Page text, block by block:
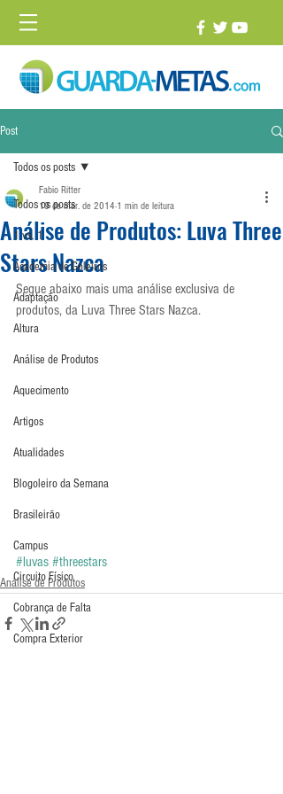
Post
Todos os posts
1 vs. 1
Academia de Goleiros
Adaptação
Altura
Análise de Produtos
Aquecimento
Artigos
Atualidades
Blogoleiro da Semana
Brasileirão
Campus
Circuito Físico
Cobrança de Falta
Compra Exterior
Todos os posts
Análise de Produtos: Luva Three
Stars Nazca
Fabio Ritter
19 de mar. de 2014 1 min de leitura
Segue abaixo mais uma análise exclusiva de
produtos, da Luva Three Stars Nazca.
#luvas #threestars
Análise de Produtos